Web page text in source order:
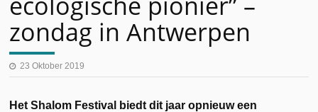
zondag in Antwerpen
23 Oktober 2019
Het Shalom Festival biedt dit jaar opnieuw een